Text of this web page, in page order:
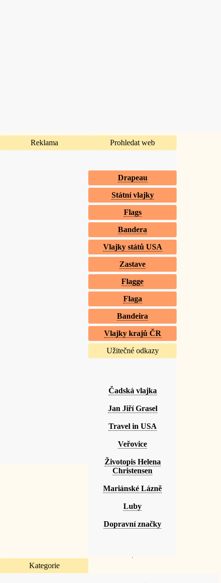
Reklama Prohledat web
Drapeau
Státní vlajky
Flags
Bandera
Vlajky států USA
Zastave
Flagge
Flaga
Bandeira
Vlajky krajů ČR
Užitečné odkazy
Čadská vlajka
Jan Jiří Grasel
Travel in USA
Veřovice
Životopis Helena
Christensen
Mariánské Lázně
Luby
Dopravní značky
Kategorie